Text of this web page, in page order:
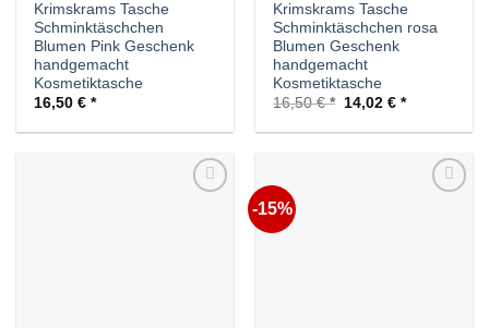
Krimskrams Tasche
Schminktäschchen
Blumen Pink Geschenk
handgemacht
Kosmetiktasche
16,50€
Krimskrams Tasche
Schminktäschchen rosa
Blumen Geschenk
handgemacht
Kosmetiktasche
16,50€
Ursprünglicher
war:
14,02€ Aktueller
ist:
-15%